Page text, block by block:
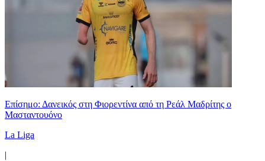
Επίσημο: Δανεικός στη Φιορεντίνα από τη Ρεάλ Μαδρίτης ο
Μασταντουόνο
La Liga
|